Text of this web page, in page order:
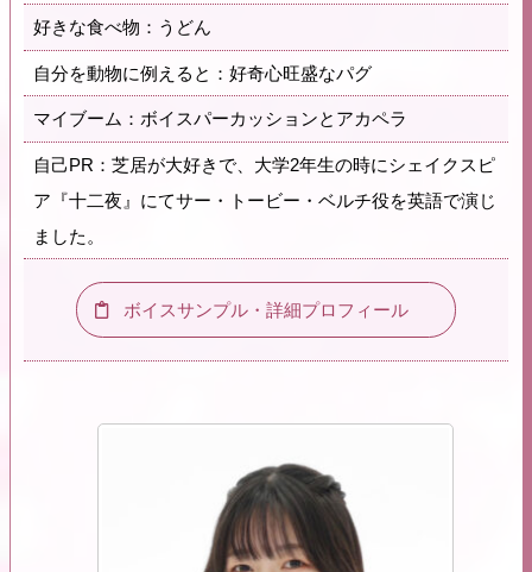
好きな食べ物：うどん
自分を動物に例えると：好奇心旺盛なパグ
マイブーム：ボイスパーカッションとアカペラ
自己PR：芝居が大好きで、大学2年生の時にシェイクスピ
ア『十二夜』にてサー・トービー・ベルチ役を英語で演じ
ました。
ボイスサンプル・詳細プロフィール